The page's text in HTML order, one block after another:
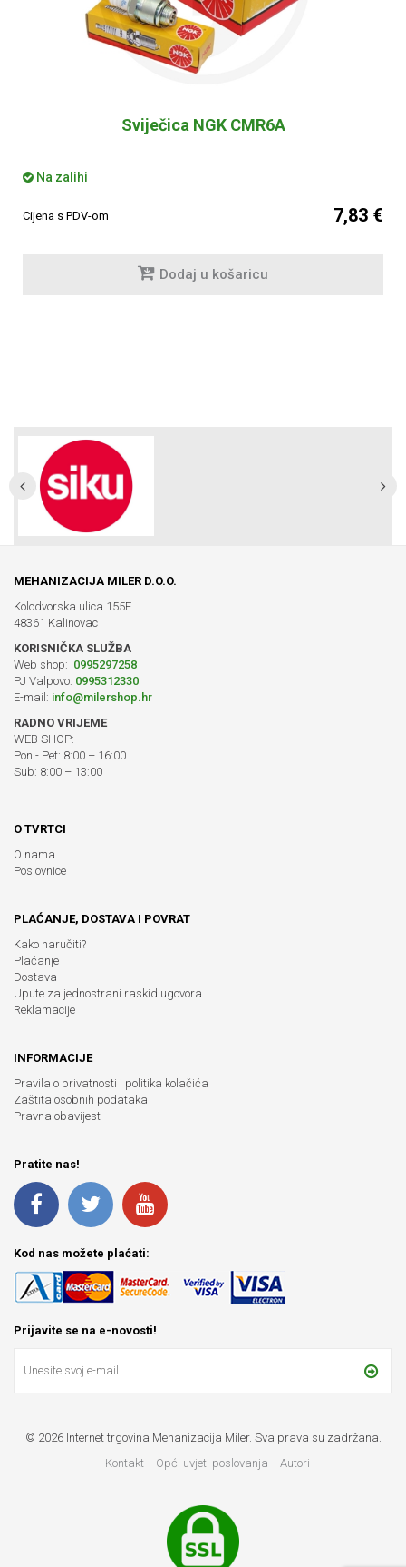
Sviječica NGK CMR6A
Na zalihi
Cijena s PDV-om 7,83 €
Dodaj u košaricu
MEHANIZACIJA MILER D.O.O.
Kolodvorska ulica 155F
48361 Kalinovac
KORISNIČKA SLUŽBA
Web shop: 0995297258
PJ Valpovo: 0995312330
E-mail: info@milershop.hr
RADNO VRIJEME
WEB SHOP:
Pon - Pet: 8:00 – 16:00
Sub: 8:00 – 13:00
O TVRTCI
O nama
Poslovnice
PLAĆANJE, DOSTAVA I POVRAT
Kako naručiti?
Plaćanje
Dostava
Upute za jednostrani raskid ugovora
Reklamacije
INFORMACIJE
Pravila o privatnosti i politika kolačića
Zaštita osobnih podataka
Pravna obavijest
Pratite nas!
Kod nas možete plaćati:
Prijavite se na e-novosti!
© 2026 Internet trgovina Mehanizacija Miler. Sva prava su zadržana.
Kontakt
Opći uvjeti poslovanja Autori